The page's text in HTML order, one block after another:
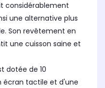
considérablement
une alternative plus
Son revêtement en
une cuisson saine et
dotée de 10
écran tactile et d'une